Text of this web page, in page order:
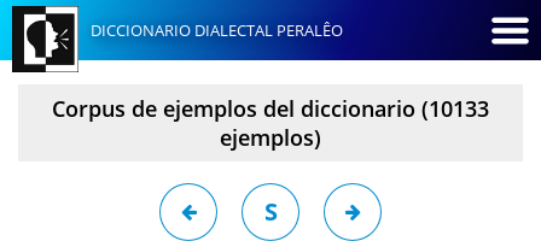
DICCIONARIO DIALECTAL PERALÊO
Corpus de ejemplos del diccionario (10133
ejemplos)
S